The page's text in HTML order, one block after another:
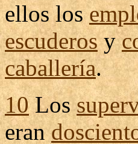
ellos los
escuderosy
caballería.
10Los
eran